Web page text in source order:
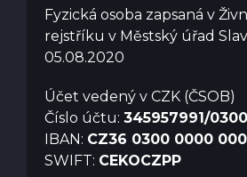
Fyzická osoba zapsaná v
rejstříku v Městský úřad
05.08.2020
Účet vedený v CZK (ČSOB)
Číslo účtu: 345957991/0300
IBAN: CZ36 0300 0000
SWIFT: CEKOCZPP